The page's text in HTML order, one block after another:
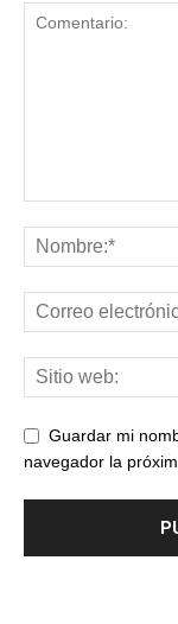
Guardar mi
navegador la